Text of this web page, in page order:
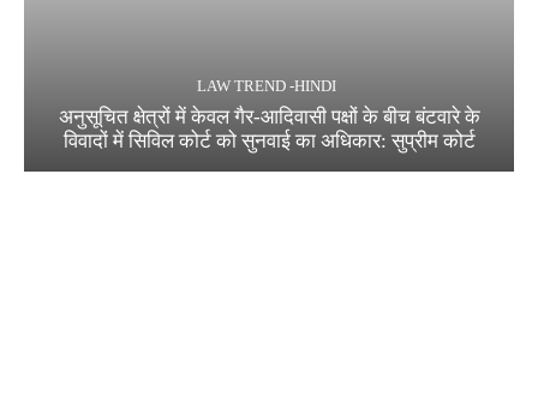
LAW TREND -HINDI
अनुसूचित क्षेत्रों में केवल गैर-आदिवासी पक्षों के बीच बंटवारे के
विवादों में सिविल कोर्ट को सुनवाई का अधिकार: सुप्रीम कोर्ट